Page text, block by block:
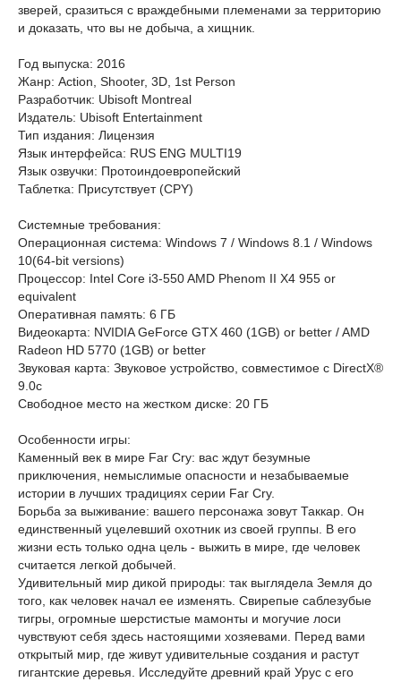
зверей, сразиться с враждебными племенами за территорию
и доказать, что вы не добыча, а хищник.
Год выпуска: 2016
Жанр: Action, Shooter, 3D, 1st Person
Разработчик: Ubisoft Montreal
Издатель: Ubisoft Entertainment
Тип издания: Лицензия
Язык интерфейса: RUS ENG MULTI19
Язык озвучки: Протоиндоевропейский
Таблетка: Присутствует (CPY)
Системные требования:
Операционная система: Windows 7 / Windows 8.1 / Windows
10(64-bit versions)
Процессор: Intel Core i3-550 AMD Phenom II X4 955 or
equivalent
Оперативная память: 6 ГБ
Видеокарта: NVIDIA GeForce GTX 460 (1GB) or better / AMD
Radeon HD 5770 (1GB) or better
Звуковая карта: Звуковое устройство, совместимое с DirectX®
9.0с
Свободное место на жестком диске: 20 ГБ
Особенности игры:
Каменный век в мире Far Cry: вас ждут безумные
приключения, немыслимые опасности и незабываемые
истории в лучших традициях серии Far Cry.
Борьба за выживание: вашего персонажа зовут Таккар. Он
единственный уцелевший охотник из своей группы. В его
жизни есть только одна цель - выжить в мире, где человек
считается легкой добычей.
Удивительный мир дикой природы: так выглядела Земля до
того, как человек начал ее изменять. Свирепые саблезубые
тигры, огромные шерстистые мамонты и могучие лоси
чувствуют себя здесь настоящими хозяевами. Перед вами
открытый мир, где живут удивительные создания и растут
гигантские деревья. Исследуйте древний край Урус с его